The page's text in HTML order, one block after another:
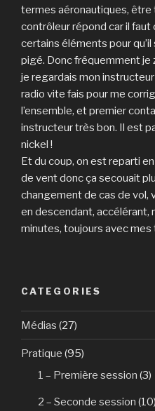
termes aéronautiques,
contrôleur répond car il faut
certains éléments pour qu’il
pigé. Donc fréquemment je
je regardais mon instructeur
radio vite fais pour me
l’ensemble, et premier
instructeur très bon. Il est
nickel !
Et du coup, on est reparti
de vent donc ça secouait
changement de cas de vol,
en descendant,
minutes, toujours avec
CATEGORIES
Médias (27)
Pratique (95)
1 – Première session (3)
2 – Seconde session (10)